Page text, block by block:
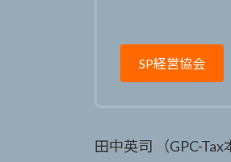
SP経営協会
田中英司 （GPC-